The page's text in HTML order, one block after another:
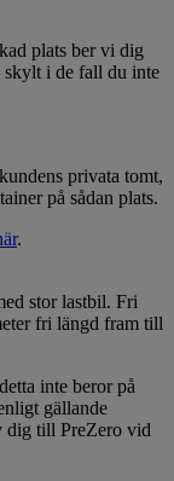
plats ber vi dig
skylt i de fall du inte
privata tomt,
på sådan plats.
.
stor lastbil. Fri
fri längd fram till
inte beror på
gällande
dig till PreZero vid